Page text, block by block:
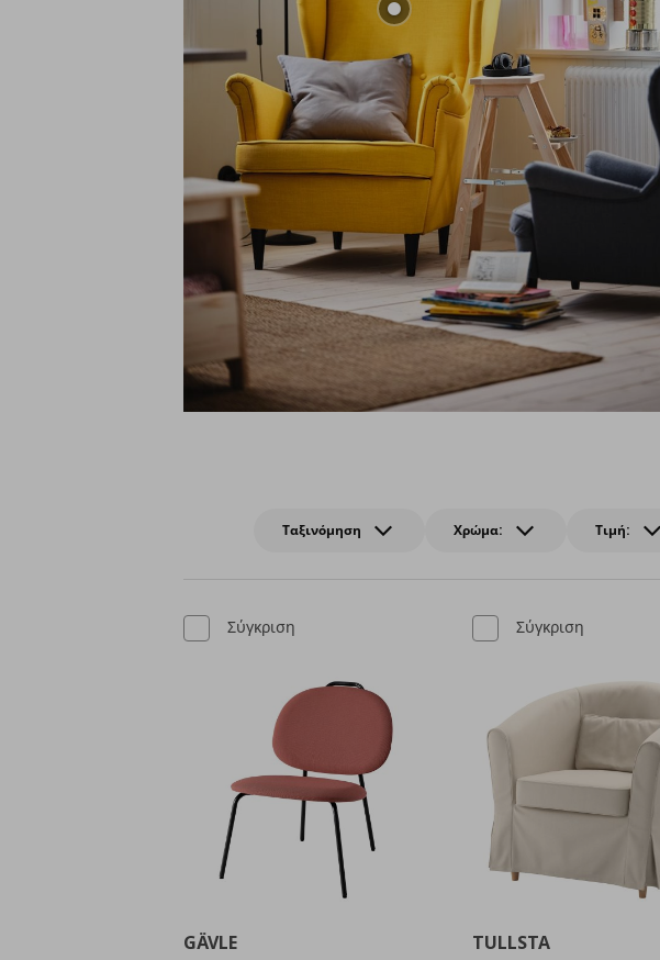
Ταξινόμηση Χρώμα: Τιμή:
Σύγκριση
GÄVLE
Σύγκριση
TULLSTA